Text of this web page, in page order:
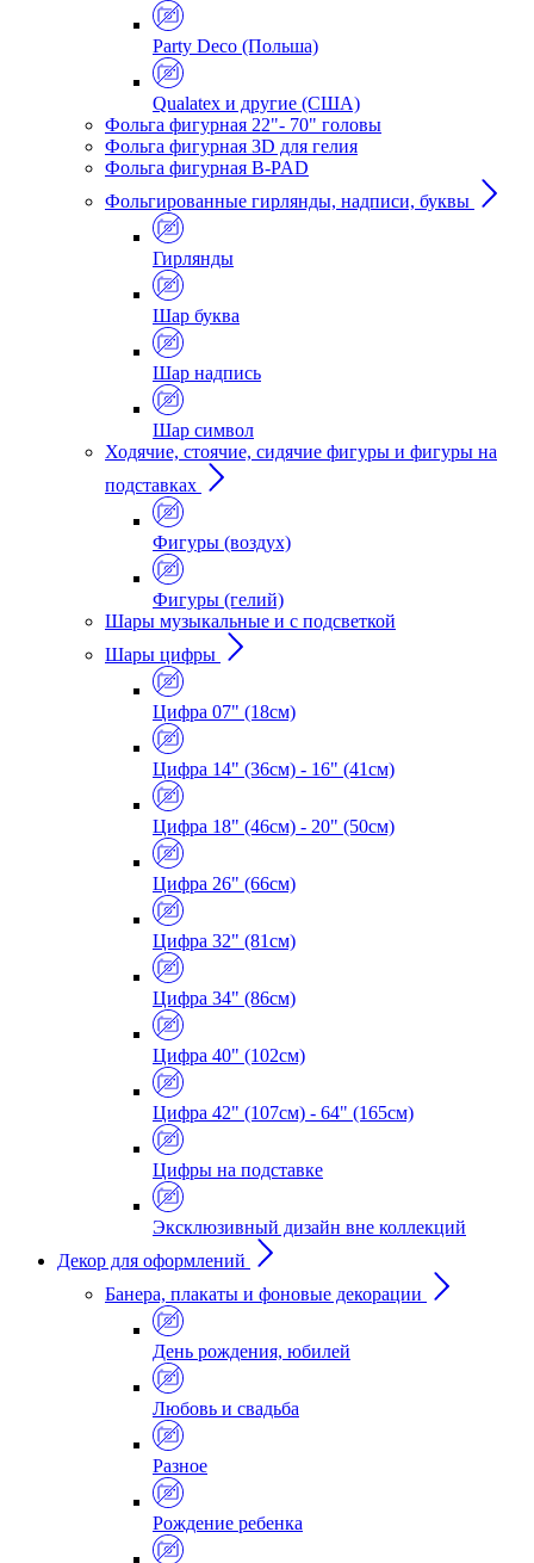
Party Deco (Польша)
Qualatex и другие (США)
Фольга фигурная 22"- 70" головы
Фольга фигурная 3D для гелия
Фольга фигурная B-PAD
Фольгированные гирлянды, надписи, буквы
Гирлянды
Шар буква
Шар надпись
Шар символ
Ходячие, стоячие, сидячие фигуры и фигуры на
подставках
Фигуры (воздух)
Фигуры (гелий)
Шары музыкальные и с подсветкой
Шары цифры
Цифра 07" (18см)
Цифра 14" (36см) - 16" (41см)
Цифра 18" (46см) - 20" (50см)
Цифра 26" (66см)
Цифра 32" (81см)
Цифра 34" (86см)
Цифра 40" (102см)
Цифра 42" (107см) - 64" (165см)
Цифры на подставке
Эксклюзивный дизайн вне коллекций
Декор для оформлений
Банера, плакаты и фоновые декорации
День рождения, юбилей
Любовь и свадьба
Разное
Рождение ребенка